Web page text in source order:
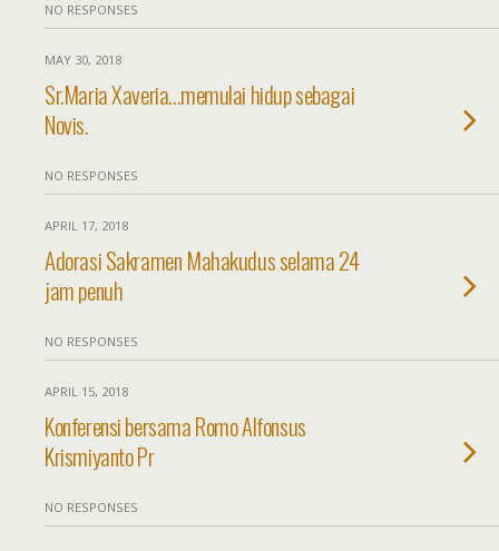
NO RESPONSES
MAY 30, 2018
Sr.Maria Xaveria…memulai hidup sebagai
Novis.
NO RESPONSES
APRIL 17, 2018
Adorasi Sakramen Mahakudus selama 24
jam penuh
NO RESPONSES
APRIL 15, 2018
Konferensi bersama Romo Alfonsus
Krismiyanto Pr
NO RESPONSES